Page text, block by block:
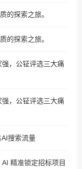
的探索之旅。
的探索之旅。
，公钲评选三大痛
，公钲评选三大痛
搜索流量
精准锁定招标项目